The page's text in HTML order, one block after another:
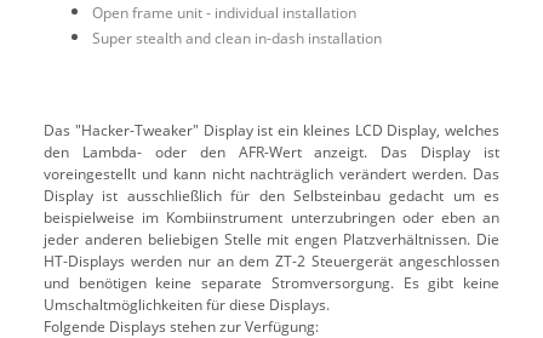
Open frame unit - individual installation
Super stealth and clean in-dash installation
Das "Hacker-Tweaker" Display ist ein kleines LCD Display, welches
den Lambda- oder den AFR-Wert anzeigt. Das Display ist
voreingestellt und kann nicht nachträglich verändert werden. Das
Display ist ausschließlich für den Selbsteinbau gedacht um es
beispielweise im Kombiinstrument unterzubringen oder eben an
jeder anderen beliebigen Stelle mit engen Platzverhältnissen. Die
HT-Displays werden nur an dem ZT-2 Steuergerät angeschlossen
und benötigen keine separate Stromversorgung. Es gibt keine
Umschaltmöglichkeiten für diese Displays.
Folgende Displays stehen zur Verfügung: